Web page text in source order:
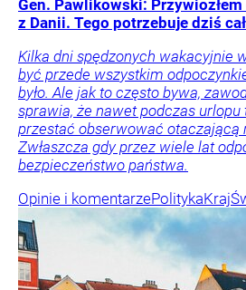
Gen. Pawlikowski:
z Danii. Tego potrzebuje dziś
Kilka dni spędzonych wakacyjnie
być przede wszystkim
było. Ale jak to często bywa,
sprawia, że nawet podczas urlopu
przestać obserwować otaczającą
Zwłaszcza gdy przez wiele lat
bezpieczeństwo państwa.
Opinie i komentarzePolitykaKraj